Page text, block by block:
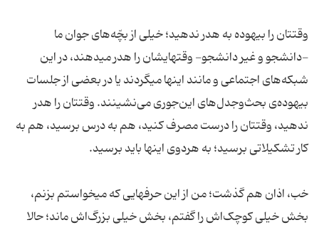
وقتتان را بیهوده به هدر ندهید؛ خیلی از بچّه‌های جوان ما
-دانشجو و غیر دانشجو- وقتهایشان را هدر میدهند، در این
شبکه‌های اجتماعی و مانند اینها میگردند یا در بعضی از جلسات
بیهوده‌ی بحث‌وجدل‌های این‌جوری می‌نشینند. وقتتان را هدر
ندهید، وقتتان را درست مصرف کنید، هم به درس برسید، هم به
کار تشکیلاتی برسید؛ به هردوی اینها باید برسید.
خب، اذان هم گذشت؛ من از این حرفهایی که میخواستم بزنم،
بخش خیلی کوچک‌اش را گفتم، بخش خیلی بزرگ‌اش ماند؛ حالا